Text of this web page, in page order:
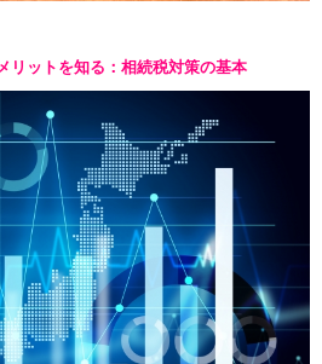
リットを知る：相続税対策の基本